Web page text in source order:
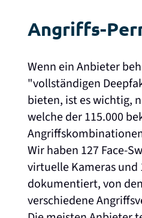
Angriffs-
Wenn ein Anbieter
"vollständigen
bieten, ist es wichtig,
welche der 115.000
Wir haben 127 Face-
virtuelle Kameras und
dokumentiert, von
verschiedene